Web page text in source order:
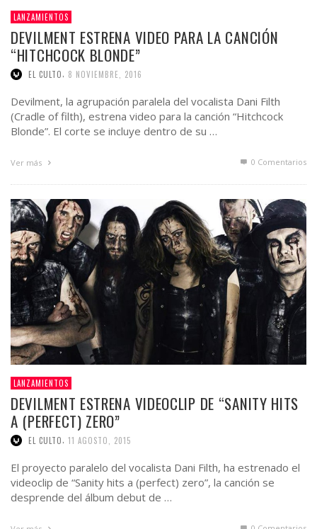
LANZAMIENTOS
DEVILMENT ESTRENA VIDEO PARA LA CANCIÓN
“HITCHCOCK BLONDE”
EL CULTO, 8 NOVIEMBRE, 2016
Devilment, la agrupación paralela del vocalista Dani Filth
(Cradle of filth), estrena video para la canción “Hitchcock
Blonde”. El corte se incluye dentro de su …
Ver más 0 Comentarios
LANZAMIENTOS
DEVILMENT ESTRENA VIDEOCLIP DE “SANITY HITS
A (PERFECT) ZERO”
EL CULTO, 11 AGOSTO, 2015
El proyecto paralelo del vocalista Dani Filth, ha estrenado el
videoclip de “Sanity hits a (perfect) zero”, la canción se
desprende del álbum debut de …